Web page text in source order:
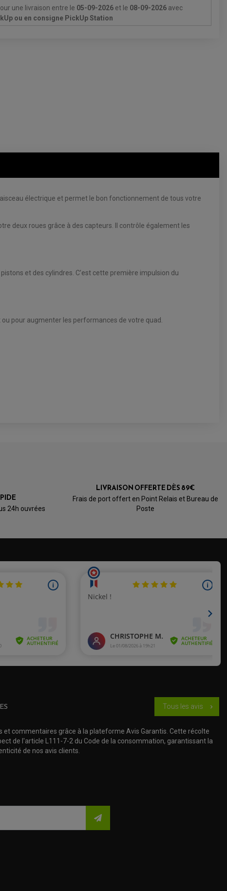
une livraison entre le 05-09-2026 et le 08-09-2026 avec
ou en consigne PickUp Station
électrique et permet le bon fonctionnement de tous votre
deux roues grâce à des capteurs. Il contrôle également les
et des cylindres. C’est cette première impulsion du
pour augmenter les performances de votre quad.
24h ouvrées
LIVRAISON OFFERTE DÈS 89€
Frais de port offert en Point Relais et Bureau de
Poste
Tous les avis chevron_right
et commentaires grâce à la plateforme Avis Garantis. Cette récolte
de l'article L111-7-2 du Code de la consommation, garantissant la
de nos avis clients.